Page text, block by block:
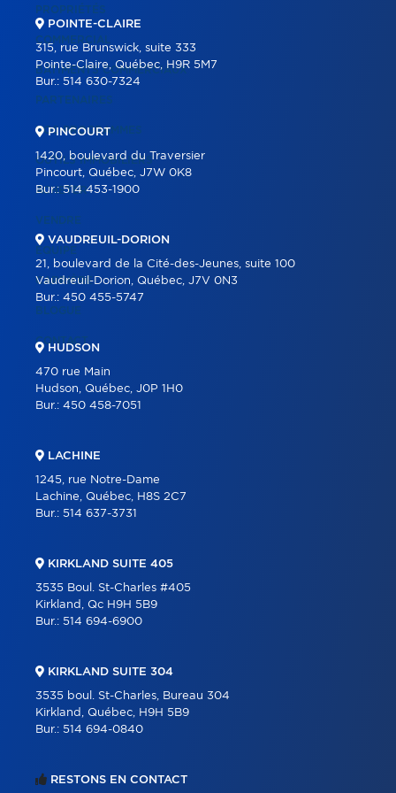
PROPRIÉTÉS
COMMERCIAL
BÂTIMENTS COMMERCIAUX
PARTENAIRES
NOS PROGRAMMES
OUTILS IMMOBILIERS
ACHETER
VENDRE
ÉQUIPE
CARRIÈRE
BLOGUE
CONTACT
POINTE-CLAIRE
315, rue Brunswick, suite 333
Pointe-Claire, Québec, H9R 5M7
Bur.: 514 630-7324
PINCOURT
1420, boulevard du Traversier
Pincourt, Québec, J7W 0K8
Bur.:514 453-1900
VAUDREUIL-DORION
21, boulevard de la Cité-des-Jeunes, suite 100
Vaudreuil-Dorion, Québec, J7V 0N3
Bur.: 450 455-5747
HUDSON
470 rue Main
Hudson, Québec, J0P 1H0
Bur.: 450 458-7051
LACHINE
1245, rue Notre-Dame
Lachine, Québec, H8S 2C7
Bur.: 514 637-3731
KIRKLAND SUITE 405
3535 Boul. St-Charles #405
Kirkland, Qc H9H 5B9
Bur.: 514 694-6900
KIRKLAND SUITE 304
3535 boul. St-Charles, Bureau 304
Kirkland, Québec, H9H 5B9
Bur.: 514 694-0840
RESTONS EN CONTACT